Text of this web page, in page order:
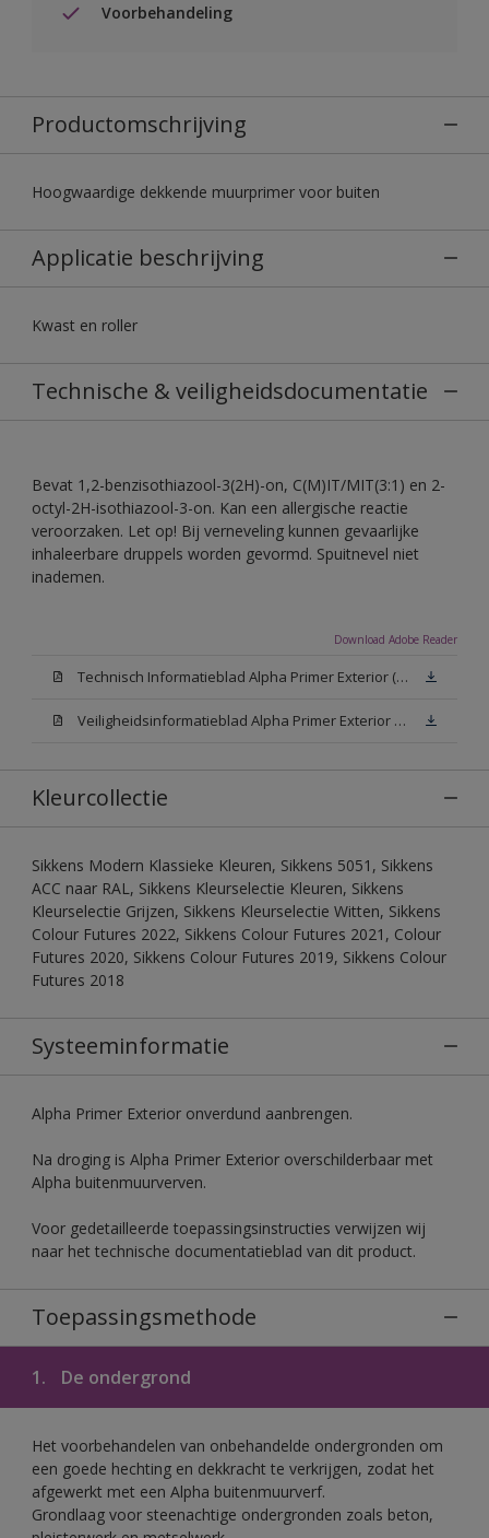
Voorbehandeling
Productomschrijving
Hoogwaardige dekkende muurprimer voor buiten
Applicatie beschrijving
Kwast en roller
Technische & veiligheidsdocumentatie
Bevat 1,2-benzisothiazool-3(2H)-on, C(M)IT/MIT(3:1) en 2-
octyl-2H-isothiazool-3-on. Kan een allergische reactie
veroorzaken. Let op! Bij verneveling kunnen gevaarlijke
inhaleerbare druppels worden gevormd. Spuitnevel niet
inademen.
Download Adobe Reader
Technisch Informatieblad Alpha Primer Exterior (PDF)
Veiligheidsinformatieblad Alpha Primer Exterior White W05 (MSDS)
Kleurcollectie
Sikkens Modern Klassieke Kleuren, Sikkens 5051, Sikkens
ACC naar RAL, Sikkens Kleurselectie Kleuren, Sikkens
Kleurselectie Grijzen, Sikkens Kleurselectie Witten, Sikkens
Colour Futures 2022, Sikkens Colour Futures 2021, Colour
Futures 2020, Sikkens Colour Futures 2019, Sikkens Colour
Futures 2018
Systeeminformatie
Alpha Primer Exterior onverdund aanbrengen.
Na droging is Alpha Primer Exterior overschilderbaar met
Alpha buitenmuurverven.
Voor gedetailleerde toepassingsinstructies verwijzen wij
naar het technische documentatieblad van dit product.
Toepassingsmethode
1. De ondergrond
Het voorbehandelen van onbehandelde ondergronden om
een goede hechting en dekkracht te verkrijgen, zodat het
afgewerkt met een Alpha buitenmuurverf.
Grondlaag voor steenachtige ondergronden zoals beton,